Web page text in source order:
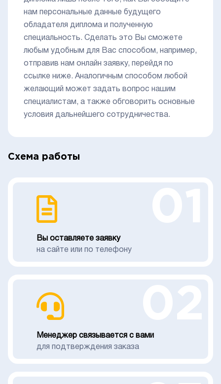
нам персональные данные будущего
обладателя диплома и полученную
специальность. Сделать это Вы сможете
любым удобным для Вас способом, например,
отправив нам онлайн заявку, перейдя по
ссылке ниже. Аналогичным способом любой
желающий может задать вопрос нашим
специалистам, а также обговорить основные
условия дальнейшего сотрудничества.
Схема работы
Вы оставляете заявку
на сайте или по телефону
Менеджер связывается с вами
для подтверждения заказа